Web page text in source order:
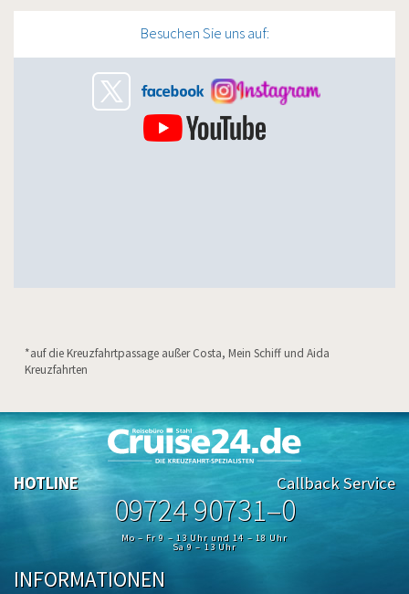
Besuchen Sie uns auf:
*auf die Kreuzfahrtpassage außer Costa, Mein Schiff und Aida
Kreuzfahrten
HOTLINE Callback Service
09724 90731–0
Mo – Fr 9 – 13 Uhr und 14 – 18 Uhr
Sa 9 – 13 Uhr
INFORMATIONEN